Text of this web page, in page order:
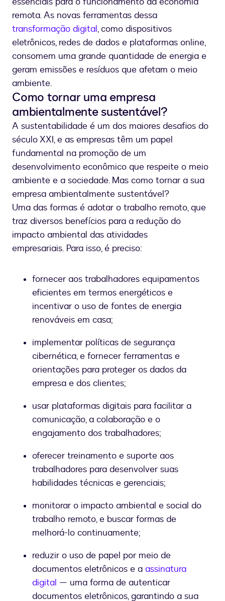
remota. As novas ferramentas dessa
transformação digital, como dispositivos
eletrônicos, redes de dados e plataformas online,
consomem uma grande quantidade de energia e
geram emissões e resíduos que afetam o meio
ambiente.
Como tornar uma empresa
ambientalmente sustentável?
A sustentabilidade é um dos maiores desafios do
século XXI, e as empresas têm um papel
fundamental na promoção de um
desenvolvimento econômico que respeite o meio
ambiente e a sociedade. Mas como tornar a sua
empresa ambientalmente sustentável?
Uma das formas é adotar o trabalho remoto, que
traz diversos benefícios para a redução do
impacto ambiental das atividades
empresariais. Para isso, é preciso:
fornecer aos trabalhadores equipamentos
eficientes em termos energéticos e
incentivar o uso de fontes de energia
renováveis em casa;
implementar políticas de segurança
cibernética, e fornecer ferramentas e
orientações para proteger os dados da
empresa e dos clientes;
usar plataformas digitais para facilitar a
comunicação, a colaboração e o
engajamento dos trabalhadores;
oferecer treinamento e suporte aos
trabalhadores para desenvolver suas
habilidades técnicas e gerenciais;
monitorar o impacto ambiental e social do
trabalho remoto, e buscar formas de
melhorá-lo continuamente;
reduzir o uso de papel por meio de
documentos eletrônicos e a assinatura
digital — uma forma de autenticar
documentos eletrônicos, garantindo a sua